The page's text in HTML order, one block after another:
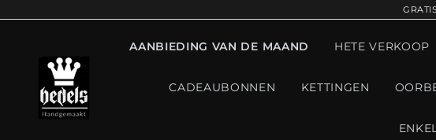
AANBIEDING VAN DE MAAND HETE VERKOOP
CADEAUBONNEN KETTINGEN